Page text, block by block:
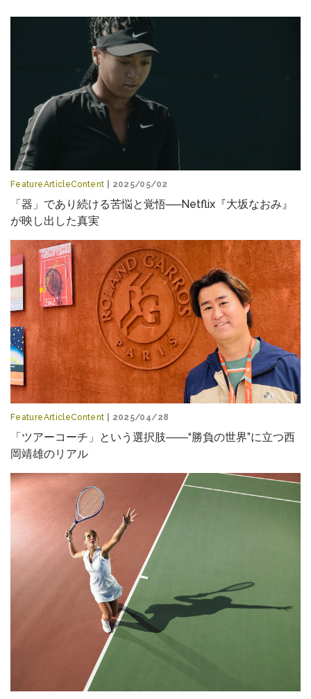
FeatureArticleContent | 2025/05/02
「器」であり続ける苦悩と覚悟──Netflix『大坂なおみ』
が映し出した真実
FeatureArticleContent | 2025/04/28
「ツアーコーチ」という選択肢――“勝負の世界”に立つ西
岡靖雄のリアル